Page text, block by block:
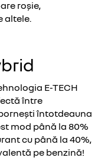
roșie,
altele.
E-TECH
între
întotdeauna
mod până la 80%
cu până la 40%,
pe benzină!